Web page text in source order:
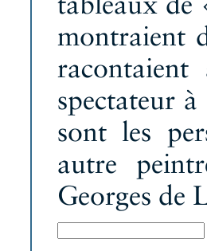
montraient
spectateur
sont les
autre
Georges de
for: